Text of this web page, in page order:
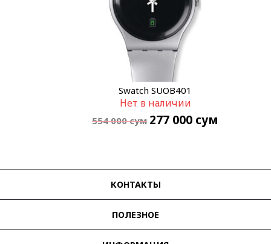
Swatch SUOB401
Нет в наличии
554 000сум 277 000 сум
КОНТАКТЫ
ПОЛЕЗНОЕ